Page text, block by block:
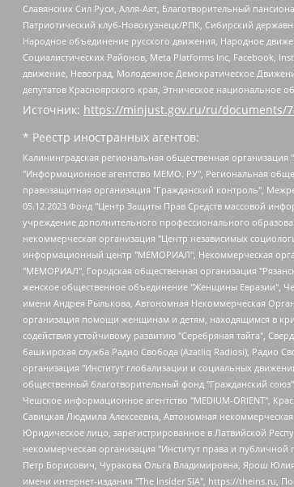
Славянских Сил Руси, Алля-Аят, Благотворительный
Патриотический клуб-Новокузнецк/РПК, Сибирский
Народное объединение русского движения, Народное
Социалистических Районов, Meta Platforms Inc, Facebook,
движение, Невоград, Молодежное Демократическое
депутатов Красноярского края, Этническое национальное
Источник: https://minjust.gov.ru/ru/documents/
* Реестр иностранных агентов:
Калининградская региональная общественная организация "Экозащита!-Женсовет", Фонд содействия защите прав и свобод граждан "Общественный вердикт", Фонд "Институт Развития Свободы Информации", Частное учреждение "Информационное агентство МЕМО. РУ", Региональная общественная организация "Общественная комиссия по сохранению наследия академика Сахарова", Фонд поддержки свободы прессы, Санкт-Петербургская общественная правозащитная организация "Гражданский контроль", Межрегиональная общественная организация "Информационно-просветительский центр "Мемориал", Региональный Фонд "Центр Защиты Прав Средств Массовой Информации", с 05.12.2023 Фонд "Центр Защиты Прав Средств массовой информации", Региональная общественная благотворительная организация помощи беженцам и мигрантам "Гражданское содействие", Негосударственное образовательное учреждение дополнительного профессионального образования (повышение квалификации) специалистов "АКАДЕМИЯ ПО ПРАВАМ ЧЕЛОВЕКА", Свердловская региональная общественная организация "Сутяжник", Автономная некоммерческая организация "Центр независимых социологических исследований", Союз общественных объединений "Российский исследовательский центр по правам человека", Региональное общественное учреждение научно-информационный центр "МЕМОРИАЛ", Некоммерческая организация "Фонд защиты гласности", Автономная некоммерческая организация "Институт прав человека", Городская общественная организация "Екатеринбургское общество "МЕМОРИАЛ", Городская общественная организация "Рязанское историко-просветительское и правозащитное общество "Мемориал" (Рязанский Мемориал), Челябинский региональный орган общественной самодеятельности – женское общественное объединение "Женщины Евразии", Челябинский региональный орган общественной самодеятельности "Уральская правозащитная группа", Фонд содействия защите здоровья и социальной справедливости имени Андрея Рылькова, Автономная Некоммерческая Организация "Аналитический Центр Юрия Левады", Автономная некоммерческая организация социальной поддержки населения "Проект Апрель", Региональная общественная организация помощи женщинам и детям, находящимся в кризисной ситуации "Информационно-методический центр "Анна", Фонд содействия развитию массовых коммуникаций и правовому просвещению "Так-так-Так", Фонд содействия устойчивому развитию "Серебряная тайга", Свердловский региональный общественный фонд социальных проектов "Новое время", "Idel.Реалии", Кавказ.Реалии, Крым.Реалии, Телеканал Настоящее Время, Татаро-башкирская служба Радио Свобода (Azatliq Radiosi), Радио Свободная Европа/Радио